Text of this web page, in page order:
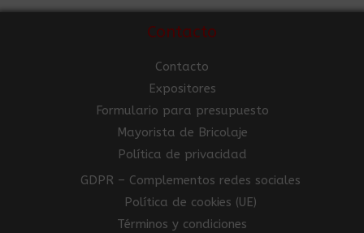
Contacto
Contacto
Expositores
Formulario para presupuesto
Mayorista de Bricolaje
Política de privacidad
GDPR – Complementos redes sociales
Política de cookies (UE)
Términos y condiciones